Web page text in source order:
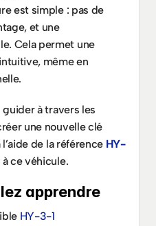
est simple : pas de
et une
Cela permet une
même en
à travers les
une nouvelle clé
de la référence HY-
ce véhicule.
apprendre
HY-3-1